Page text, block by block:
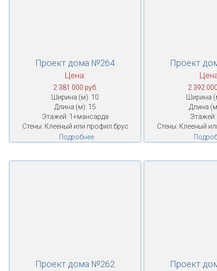
Проект дома №264
Цена:
2 381 000 руб.
Ширина (м): 10
Длина (м): 15
Этажей: 1+мансарда
Стены: Клееный или профил.брус
Подробнее
Проект
2 392
Ширина
Длина
Стены: Клееный
Проект дома №262 Проект